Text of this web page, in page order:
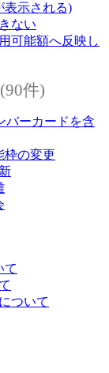
表示される)
ない
可能額へ反映し
(90件)
バーカードを含
枠の変更
て
ついて